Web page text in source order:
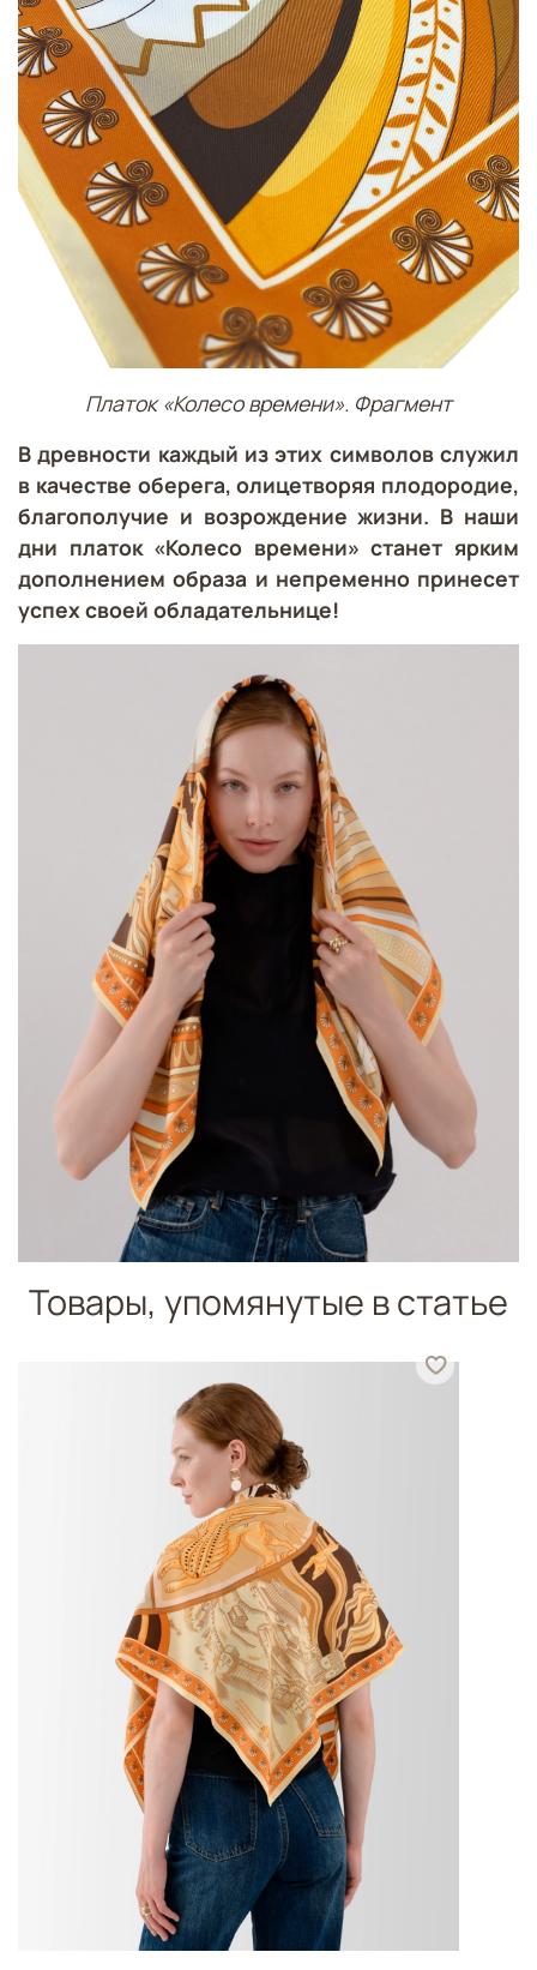
Платок «Колесо времени». Фрагмент
В древности каждый из этих символов служил
в качестве оберега, олицетворяя плодородие,
благополучие и возрождение жизни. В наши
дни платок «Колесо времени» станет ярким
дополнением образа и непременно принесет
успех своей обладательнице!
Товары, упомянутые в статье